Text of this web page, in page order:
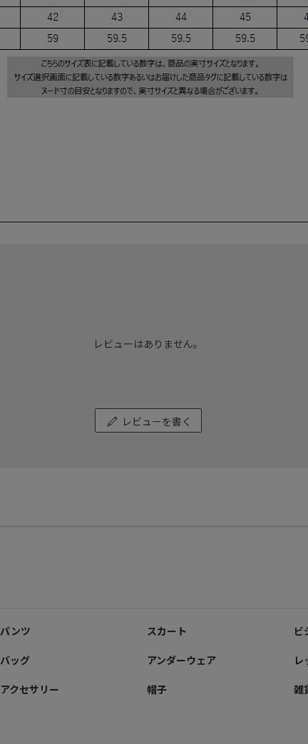
レビューはありません。
レビューを書く
パンツ
バッグ
アクセサリー
スカート
アンダーウェア
帽子
ビ
レ
雑